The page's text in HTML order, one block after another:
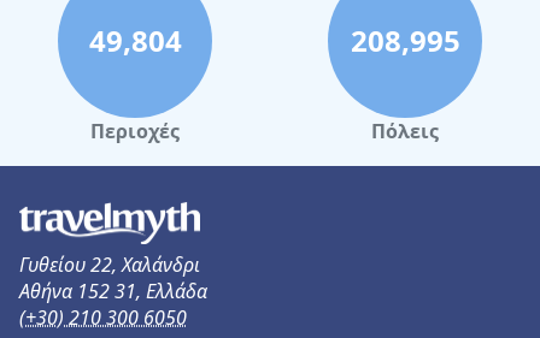
49,804
Περιοχές
208,995
Πόλεις
Γυθείου 22, Χαλάνδρι
Αθήνα 152 31, Ελλάδα
(+30) 210 300 6050